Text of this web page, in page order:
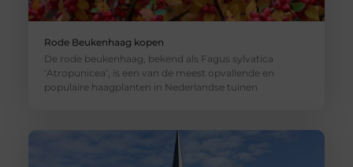
Rode Beukenhaag kopen
De rode beukenhaag, bekend als Fagus sylvatica
‘Atropunicea’, is een van de meest opvallende en
populaire haagplanten in Nederlandse tuinen